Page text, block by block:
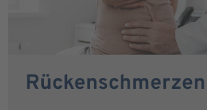
Rückenschmerzen